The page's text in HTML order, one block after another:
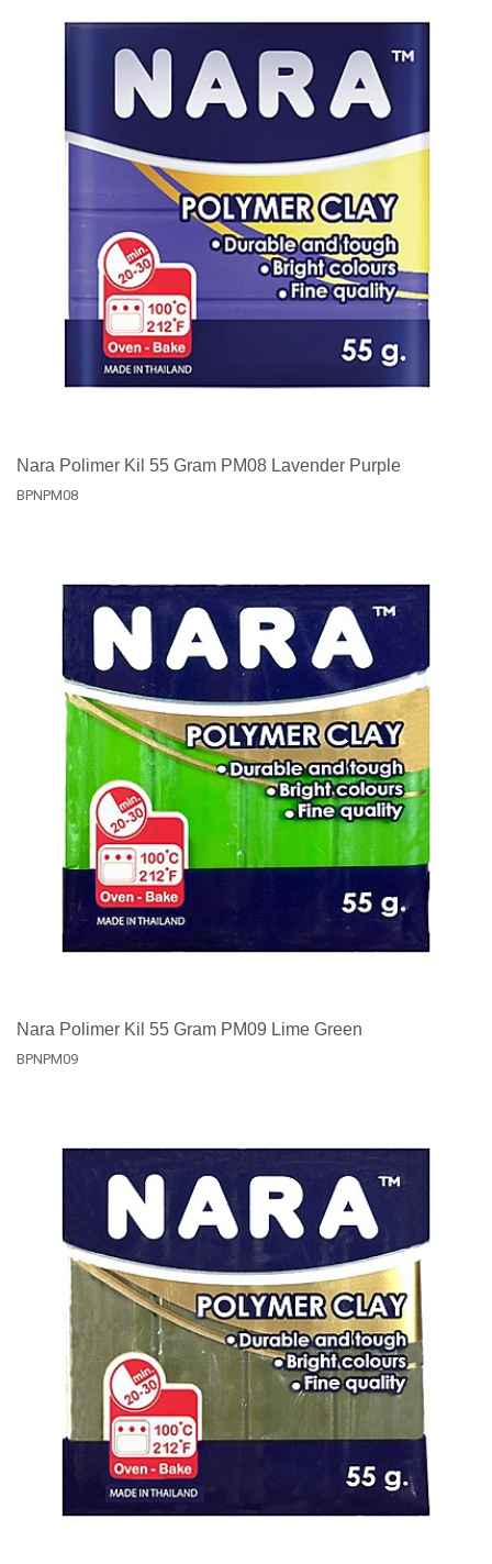
Nara Polimer Kil 55 Gram PM08 Lavender Purple
BPNPM08
Nara Polimer Kil 55 Gram PM09 Lime Green
BPNPM09